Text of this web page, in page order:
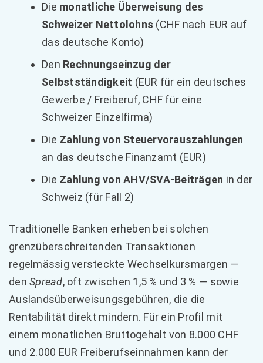
Die monatliche Überweisung des
Schweizer Nettolohns (CHF nach EUR auf
das deutsche Konto)
Den Rechnungseinzug der
Selbstständigkeit (EUR für ein deutsches
Gewerbe / Freiberuf, CHF für eine
Schweizer Einzelfirma)
Die Zahlung von Steuervorauszahlungen
an das deutsche Finanzamt (EUR)
Die Zahlung von AHV/SVA-Beiträgen in der
Schweiz (für Fall 2)
Traditionelle Banken erheben bei solchen
grenzüberschreitenden Transaktionen
regelmässig versteckte Wechselkursmargen —
denSpread, oft zwischen 1,5 % und 3 % — sowie
Auslandsüberweisungsgebühren, die die
Rentabilität direkt mindern. Für ein Profil mit
einem monatlichen Bruttogehalt von 8.000 CHF
und 2.000 EUR Freiberufseinnahmen kann der